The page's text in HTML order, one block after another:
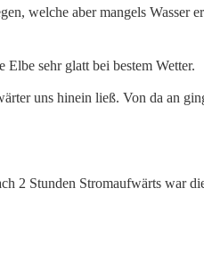
welche aber mangels Wasser
sehr glatt bei bestem Wetter.
uns hinein ließ. Von da an
2 Stunden Stromaufwärts war